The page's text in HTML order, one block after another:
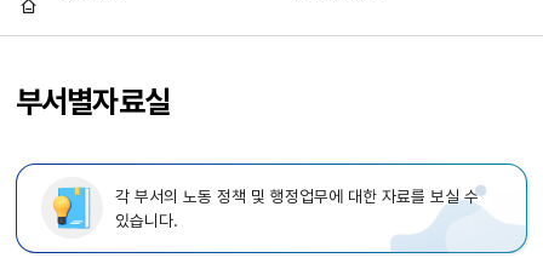
부서별자료실
각 부서의 노동 정책 및 행정업무에 대한 자료를 보실 수
있습니다.